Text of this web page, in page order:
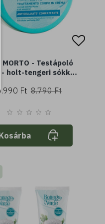
MORTO - Testápoló
- holt-tengeri sókkal
és feszesítő hatás
Ft 8.790 Ft